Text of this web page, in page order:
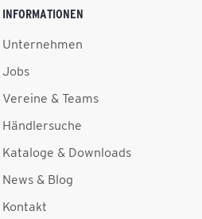
INFORMATIONEN
Unternehmen
Jobs
Vereine & Teams
Händlersuche
Kataloge & Downloads
News & Blog
Kontakt